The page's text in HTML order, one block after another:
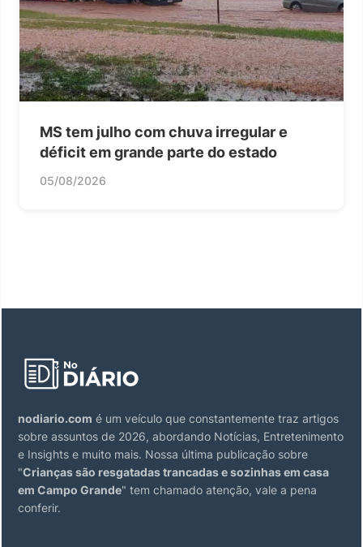
MS tem julho com chuva irregular e
déficit em grande parte do estado
05/08/2026
nodiario.com é um veículo que constantemente traz artigos
sobre assuntos de 2026, abordando Notícias, Entretenimento
e Insights e muito mais. Nossa última publicação sobre
"Crianças são resgatadas trancadas e sozinhas em casa
em Campo Grande" tem chamado atenção, vale a pena
conferir.